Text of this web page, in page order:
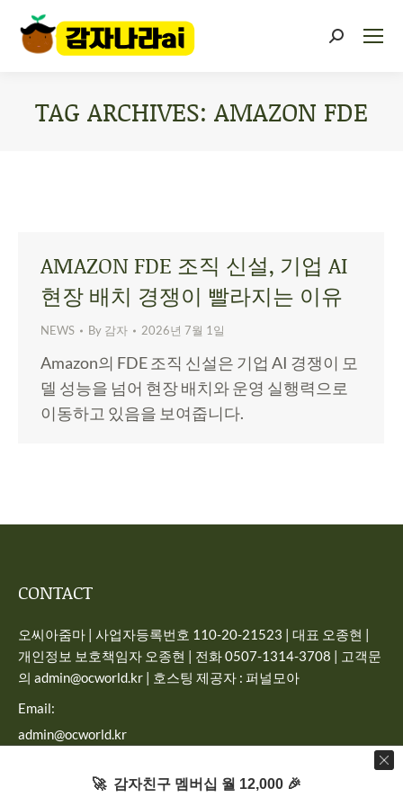
TAG ARCHIVES: AMAZON FDE
AMAZON FDE 조직 신설, 기업 AI
현장 배치 경쟁이 빨라지는 이유
NEWS By 감자 2026년 7월 1일
Amazon의 FDE 조직 신설은 기업 AI 경쟁이 모
델 성능을 넘어 현장 배치와 운영 실행력으로
이동하고 있음을 보여줍니다.
CONTACT
오씨아줌마 | 사업자등록번호 110-20-21523 | 대표 오종현 |
개인정보 보호책임자 오종현 | 전화 0507-1314-3708 | 고객문
의 admin@ocworld.kr | 호스팅 제공자 : 퍼널모아
Email:
admin@ocworld.kr
🚀 감자친구 멤버십 월 12,000 🎉